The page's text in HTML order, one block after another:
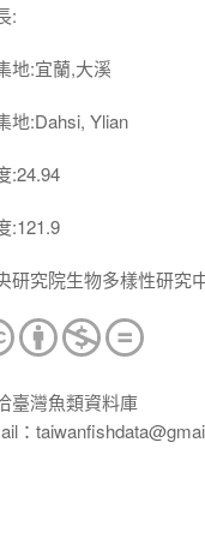
:
地:宜蘭,大溪
地:Dahsi, Ylian
:24.94
:121.9
研究院生物多樣性研究
臺灣魚類資料庫
：